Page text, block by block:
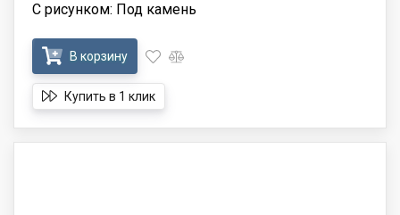
С рисунком: Под камень
В корзину
Купить в 1 клик